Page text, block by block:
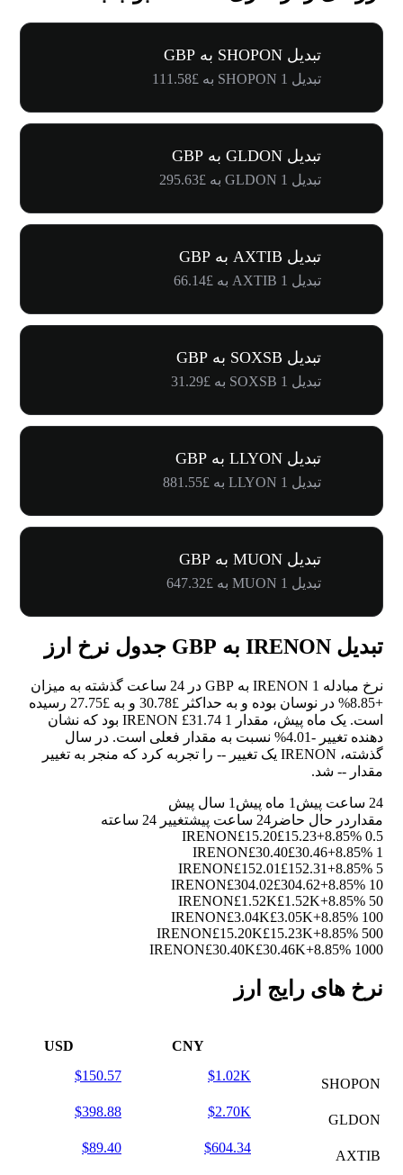
تبدیل SHOPON به GBP
تبدیل 1 SHOPON به £111.58
تبدیل GLDON به GBP
تبدیل 1 GLDON به £295.63
تبدیل AXTIB به GBP
تبدیل 1 AXTIB به £66.14
تبدیل SOXSB به GBP
تبدیل 1 SOXSB به £31.29
تبدیل LLYON به GBP
تبدیل 1 LLYON به £881.55
تبدیل MUON به GBP
تبدیل 1 MUON به £647.32
تبدیل IRENON به GBP جدول نرخ ارز
نرخ مبادله 1 IRENON به GBP در 24 ساعت گذشته به میزان
+8.85%
در نوسان بوده و به حداکثر £30.78 و به £27.75 رسیده
است. یک ماه پیش، مقدار 1 IRENON £31.74 بود که نشان
دهنده تغییر -4.01%
نسبت به مقدار فعلی است. در سال
گذشته، IRENON یک تغییر
-- را تجربه کرد که منجر به تغییر
مقدار -- شد.
24 ساعت پیش 1 ماه پیش
1 سال پیش
مقدار در حال حاضر 24 ساعت پیش
تغییر 24 ساعته
0.5 IRENON
£15.20£15.23+8.85%
1 IRENON
£30.40£30.46+8.85%
5 IRENON
£152.01 £152.31+8.85%
10 IRENON
£304.02£304.62+8.85%
50 IRENON
£1.52K£1.52K+8.85%
100 IRENON
£3.04K£3.05K+8.85%
500 IRENON
£15.20K£15.23K+8.85%
1000 IRENON
£30.40K£30.46K+8.85%
نرخ های رایج ارز
CNY
USD
SHOPON
$1.02K
$150.57
GLDON
$2.70K
$398.88
AXTIB
$604.34
$89.40